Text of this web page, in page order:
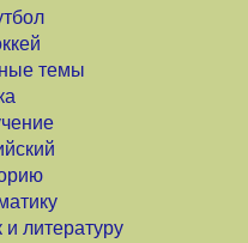
темы
литературу